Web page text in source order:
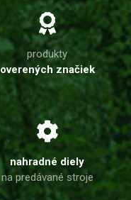
produkty
overených značiek
nahradné diely
na predávané stroje